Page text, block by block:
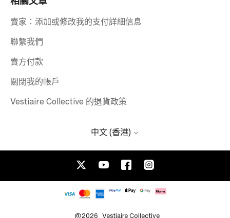
賣家：添加或修改我的支付詳細信息
聯繫我們
賣方付款
關閉我的帳戶
Vestiaire Collective 的退貨政策
中文 (香港)
@2026 Vestiaire Collective